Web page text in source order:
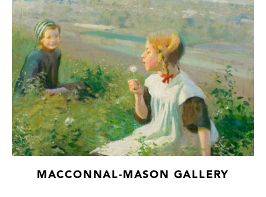
MACCONNAL-MASON GALLERY